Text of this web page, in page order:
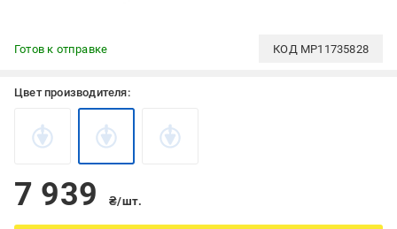
Готов к отправке КОД MP11735828
Цвет производителя:
7 939 ₴/шт.